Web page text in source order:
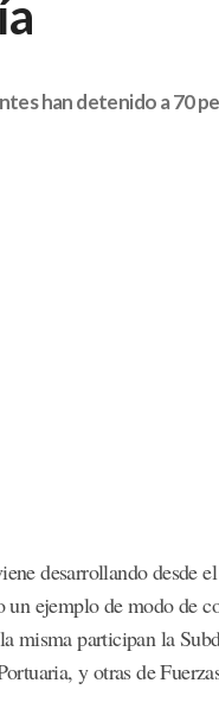
han detenido a 70
desarrollando desde
ejemplo de modo de
misma participan la
y otras de